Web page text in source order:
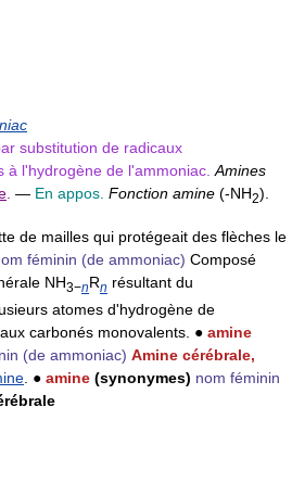
substitution de radicaux
à l'hydrogène de l'ammoniac. Amines
— En appos. Fonction amine (-NH2).
de mailles qui protégeait des flèches le
féminin (de ammoniac) Composé
NH3−nRn résultant du
atomes d'hydrogène de
carbonés monovalents. ● amine
(de ammoniac) Amine cérébrale,
. ● amine (synonymes) nom féminin